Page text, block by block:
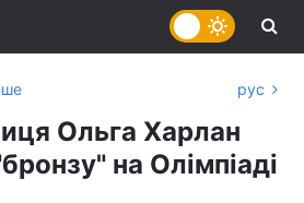
рус
Ольга Харлан
на Олімпіаді